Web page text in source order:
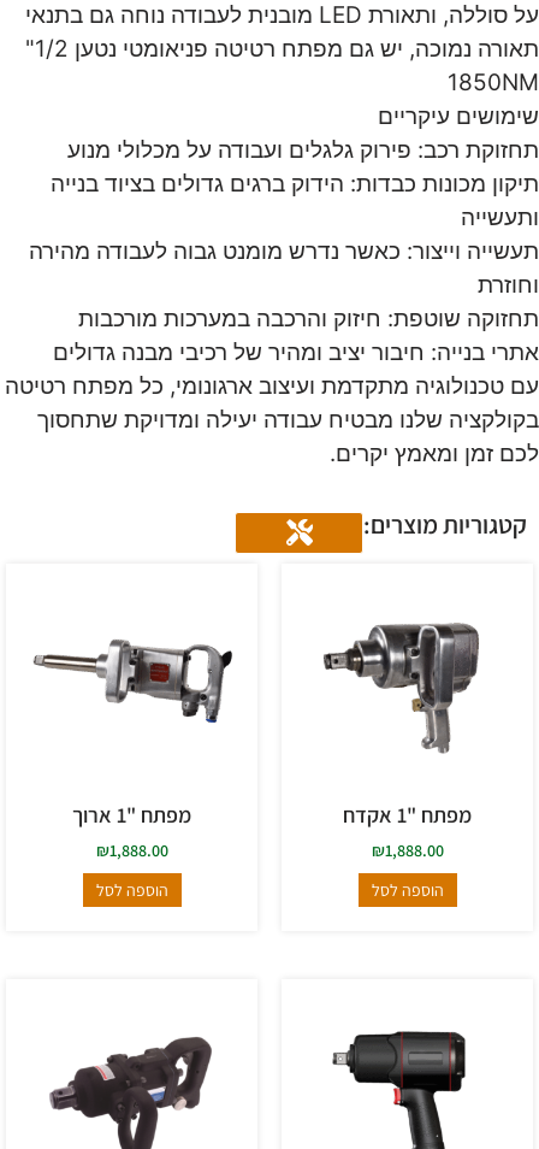
על סוללה, ותאורת LED מובנית לעבודה נוחה גם בתנאי
תאורה נמוכה, יש גם מפתח רטיטה פניאומטי נטען 1/2"
עיקריים
רכב: פירוק גלגלים ועבודה על מכלולי מנוע
מכונות כבדות: הידוק ברגים גדולים בציוד בנייה
וייצור: כאשר נדרש מומנט גבוה לעבודה מהירה
שוטפת: חיזוק והרכבה במערכות מורכבות
בנייה: חיבור יציב ומהיר של רכיבי מבנה גדולים
טכנולוגיה מתקדמת ועיצוב ארגונומי, כל מפתח רטיטה
שלנו מבטיח עבודה יעילה ומדויקת שתחסוך
זמן ומאמץ יקרים.
מוצרים:
מפתח "1 אקדח
₪1,888.00
הוספה לסל
מפתח "1 ארוך
₪1,888.00
הוספה לסל